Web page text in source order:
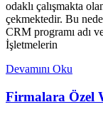
odaklı çalışmakta
çekmektedir. Bu
CRM programı adı
İşletmelerin
Devamını Oku
Firmalara Özel